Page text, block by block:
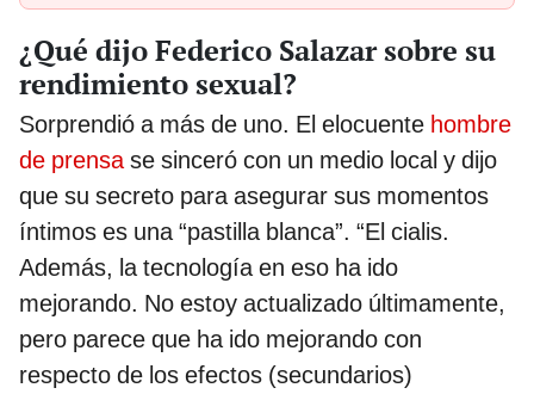
¿Qué dijo Federico Salazar sobre su
rendimiento sexual?
Sorprendió a más de uno. El elocuente hombre
de prensase sinceró con un medio local y dijo
que su secreto para asegurar sus momentos
íntimos es una “pastilla blanca”. “El cialis.
Además, la tecnología en eso ha ido
mejorando. No estoy actualizado últimamente,
pero parece que ha ido mejorando con
respecto de los efectos (secundarios)